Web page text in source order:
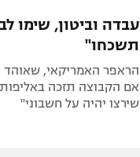
עבדה וביטון, שימו
תשכחו"
הראפר האמריקאי,
אם הקבוצה תזכה
שירצו יהיה על חשבוני"